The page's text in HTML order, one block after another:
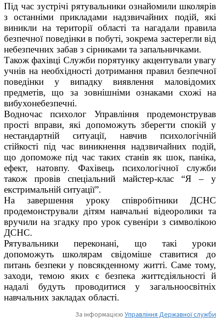
Під час зустрічі рятувальники ознайомили школярів
з останніми прикладами надзвичайних подій, які
виникли на території області та нагадали правила
безпечної поведінки в побуті, зокрема застерегли від
небезпечних забав з сірниками та запальничками.
Також фахівці Служби порятунку акцентували увагу
учнів на необхідності дотримання правил безпечної
поведінки у випадку виявлення маловідомих
предметів, що за зовнішніми ознаками схожі на
вибухонебезпечні.
Водночас психолог Управління продемонстрував
прості вправи, які допоможуть зберегти спокій у
нестандартній ситуації, навчив психологічній
стійкості під час виникнення надзвичайних подій,
що допоможе під час таких станів як шок, паніка,
ефект, натовпу. Фахівець психологічної служби
також провів спеціальний майстер-клас “Я – у
екстримальній ситуації”.
На завершення уроку співробітники ДСНС
продемонстрували дітям навчальні відеоролики та
вручили на згадку про урок сувеніри з символікою
ДСНС.
Рятувальники переконані, що такі уроки
допоможуть школярам свідоміше ставитися до
питань безпеки у повсякденному житті. Саме тому,
заходи, темою яких є безпека життєдіяльності й
надалі будуть проводитися у загальноосвітніх
навчальних закладах області.
За інформацією Управління Державної служби